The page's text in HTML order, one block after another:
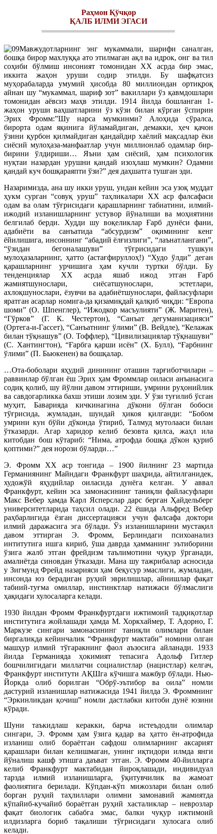
Раҳмон Қўчқор
ҚАЛБ ИЛМИ ЭГАСИ
Мавжудотларнинг энг мукаммали, шарифи саналган,
бошқа бирор махлуққа ато этилмаган ақл ва идрок, онг ва тил
соҳиби бўлмиш инсоният томонидан ХХ асрда бир эмас,
иккита жаҳон уруши содир этилди. Бу шафқатсиз
муҳорабаларда умумий ҳисобда 80 миллиондан ортиқроқ
айнан шу “мукаммал, шариф зот” вакиллари ўз қавмдошлари
томонидан аёвсиз маҳв этилди. 1914 йилда бошланган 1-
жаҳон уруши ваҳшатларини ўз кўзи билан кўрган ўспирин
Эрих Фромм:”Шу нарса мумкинми? Алоҳида сўралса,
бирорта одам яқинига йўламайдиган, демакки, ҳеч қачон
ўзини қурбон қилмайдиган қандайдир хаёлий мақсадлар ёки
сиёсий мулоҳаза-манфаатлар учун миллионлаб одамлар бир-
бирини ўлдириши… Яъни ҳам сиёсий, ҳам психологик
нуқтаи назардан урушни қандай изоҳлаш мумкин? Одамни
қандай куч бошқараяпти ўзи?” дея даҳшатга тушган эди.
Назаримизда, ана шу икки уруш, ундан кейин эса узоқ муддат
ҳукм сурган “совуқ уруш” таҳликалари ХХ аср фалсафаси
одам ва олам тўғрисидаги қарашларнинг табиатини, илмий-
ижодий изланишларнинг устувор йўналиши ва моҳиятини
белгилаб берди. Худди шу воқеликлар Ғарб дунёси фани,
адабиёти ва санъатида “абсурдизм” оқимининг кенг
ёйилишига, инсоннинг “абадий ёлғизлиги”, “лаънатлангани”,
“ўзидан бегоналашуви” тўғрисидаги тушкун
мулоҳазаларнинг, ҳатто (астағфируллоҳ!) “Худо ўлди” деган
қарашларнинг урчишига ҳам кучли туртки бўлди. Бу
тенденциялар ХХ асрда яшаб ижод этган Ғарб
жамиятшунослари, сиёсатшунослари, эстетлари,
ахлоқшунослари, ёзувчи ва адабиётшунослари, файласуфлари
яратган асарлар номига-да қизамиқдай қалқиб чиқди: “Европа
шоми” (О. Шпенглер), “Ижодкор масъулияти” (Ж. Маритен),
“Гўрков” (Г. К. Честертон), “Санъат дегуманизацияси”
(Ортега-и-Гассет), “Санъатнинг ўлими” (В. Вейдле), “Келажак
билан тўқнашув” (О. Тоффлер), “Цивилизациялар тўқнашуви”
(С. Хантингтон), “Ғарбга қарши исён” (Х. Булл), “Ғарбнинг
ўлими” (П. Бьюкенен) ва бошқалар.
…Ота-боболари яҳудий динининг оташин тарғиботчилари –
раввинлар бўлган ёш Эрих ҳам Фроммлар оиласи анъанасига
содиқ қолиб, шу йўлни давом эттириши, умрини руҳонийлик
ва савдогарликка бахш этиши лозим эди. У ўзи туғилиб ўсган
муҳит, Баварияда кичкинагина дўкони бўлган бобоси
тўғрисида, жумладан, шундай ҳикоя қилганди: “Бобом
умрини кун бўйи дўконда ўтириб, Талмуд мутолааси билан
ўтказарди. Агар харидор келиб безовта қилса, жаҳл ила
китобдан бош кўтариб: “Нима, атрофда бошқа дўкон қуриб
қоптими?” дея норози бўларди…”
Э. Фромм ХХ аср тонгида – 1900 йилнинг 23 мартида
Германиянинг Майндаги Франкфурт шаҳрида, айтилганидек,
художўй яҳудийлар оиласида дунёга келган. У аввал
Франкфурт, кейин эса замонасининг таниқли файласуфлари
Макс Вебер ҳамда Карл Ясперслар дарс берган Ҳайдельберг
университетларида таҳсил олади. 22 ёшида Альфред Вебер
раҳбарлигида ёзган диссертацияси учун фалсафа доктори
илмий даражасига эга бўлади. Ўз изланишларини мустақил
давом эттирган Э. Фромм, Берлиндаги психоанализ
интитутига ишга кириб, ўша даврда ҳамманинг эътиборини
ўзига жалб этган фрейдизм таълимотини чуқур ўрганади,
амалиётда синовдан ўтказади. Мана шу тажрибалар асносида
у Зигмунд Фрейд назарияси ҳам беқусур эмаслиги, жумладан,
инсонда юз берадиган руҳий эврилишлар, айнишлар фақат
табиий-туғма омиллар, инстинктлар натижаси бўлмаслиги
ҳақидаги хулосаларга келади.
1930 йилдан Фромм Франкфуртдаги ижтимоий тадқиқотлар
институтига жойлашади ҳамда М. Хоркхаймер, Т. Адорно, Г.
Маркузе сингари замонасининг таниқли олимлари билан
биргаликда кейинчалик “Франкфурт мактаби” номини олган
машҳур илмий тўгаракнинг фаол аъзосига айланади. 1933
йилда Германияда ҳокимият тепасига Адольф Гитлер
бошчилигидаги миллатчи социалистлар (нацистлар) келгач,
Франкфурт институти АҚШга кўчишга мажбур бўлади. Нью-
Йоркда олиб борилган “Обрў-эътибор ва оила” номли
дастурий изланишлар натижасида 1941 йилда Э. Фроммнинг
“Эркинликдан қочиш” номли дастлабки китоби дунё юзини
кўради.
Шуни таъкидлаш керакки, барча истеъдодли олимлар
сингари, Э. Фромм ҳам ўзига қадар ва ҳатто ён-атрофида
изланиш олиб бораётган сафдош олимларнинг аксарият
қарашлари билан келишмаган, унинг иқтидори илмда янги
йўналиш кашф этишга даъват этган. Э. Фромм 40-йилларга
келиб Франкфурт мактабидан йироқлашади, индивидуал
тарзда илмий изланишларга, ўқитувчилик ва жамоат
фаолиятига берилади. Кўпдан-кўп мижозлари билан олиб
борган руҳий таҳлиллари олимни замонавий жамиятда
кўпайиб-кучайиб бораётган руҳий хасталиклар – неврозлар
фақат биологик сабабга эмас, балки чуқур ижтимоий
илдизларга бориб тақалиши тўғрисидаги хулосага олиб
келади.